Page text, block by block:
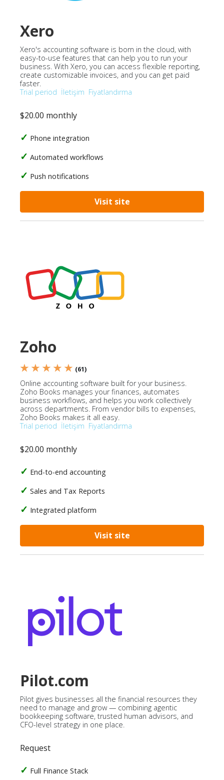
Xero
Xero's accounting software is born in the cloud, with
easy-to-use features that can help you to run your
business. With Xero, you can access flexible reporting,
create customizable invoices, and you can get paid
faster.
Trial period İletişim Fiyatlandırma
$20.00 monthly
Phone integration
Automated workflows
Push notifications
Visit site
Zoho
★ ★ ★ ★ ★ (61)
Online accounting software built for your business.
Zoho Books manages your finances, automates
business workflows, and helps you work collectively
across departments. From vendor bills to expenses,
Zoho Books makes it all easy.
Trial period İletişim Fiyatlandırma
$20.00 monthly
End-to-end accounting
Sales and Tax Reports
Integrated platform
Visit site
Pilot.com
Pilot gives businesses all the financial resources they
need to manage and grow — combining agentic
bookkeeping software, trusted human advisors, and
CFO-level strategy in one place.
Request
Full Finance Stack